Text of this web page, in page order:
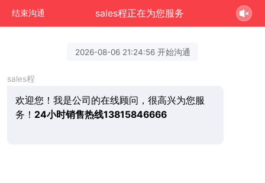
结束沟通 sales程正在为您服务
2026-08-06 21:24:56 开始沟通
sales程
欢迎您！我是公司的在线顾问，很高兴为您服
务！ 24小时销售热线13815846666